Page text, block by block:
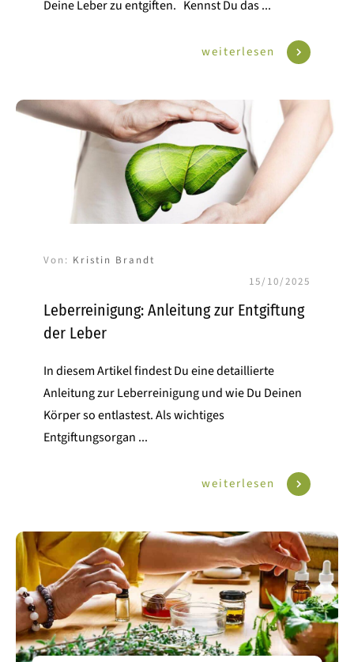
Deine Leber zu entgiften. Kennst Du das...
weiterlesen
Von: Kristin Brandt
15/10/2025
Leberreinigung: Anleitung zur Entgiftung
der Leber
In diesem Artikel findest Du eine detaillierte
Anleitung zur Leberreinigung und wie Du Deinen
Körper so entlastest. Als wichtiges
Entgiftungsorgan ...
weiterlesen